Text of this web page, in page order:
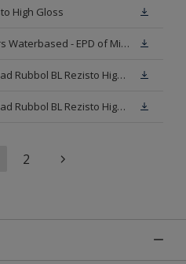
High Gloss
Sikkens Interior Laquers Waterbased - EPD of Milieuproductverklaring
Veiligheidsinformatieblad Rubbol BL Rezisto High Gloss N00 (MSDS)
Veiligheidsinformatieblad Rubbol BL Rezisto High Gloss White (MSDS)
2